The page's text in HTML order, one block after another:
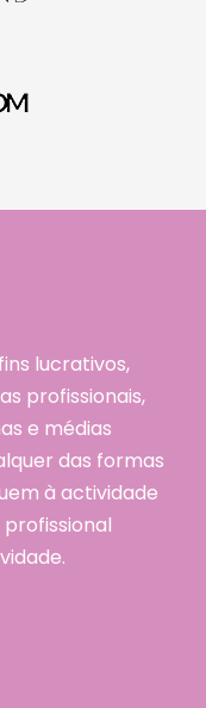
lucrativos,
profissionais,
e médias
das formas
à actividade